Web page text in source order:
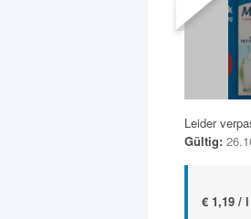
Leider
Gültig:
€ 1,19 /